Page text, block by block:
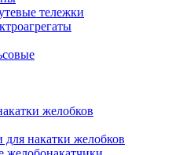
тележки
желобков
для накатки желобков